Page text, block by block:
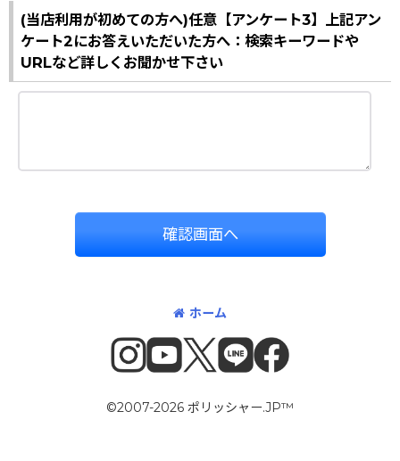
(当店利用が初めての方へ)任意【アンケート3】上記アン
ケート2にお答えいただいた方へ：検索キーワードや
URLなど詳しくお聞かせ下さい
確認画面へ
ホーム
©2007-2026 ポリッシャー.JP™